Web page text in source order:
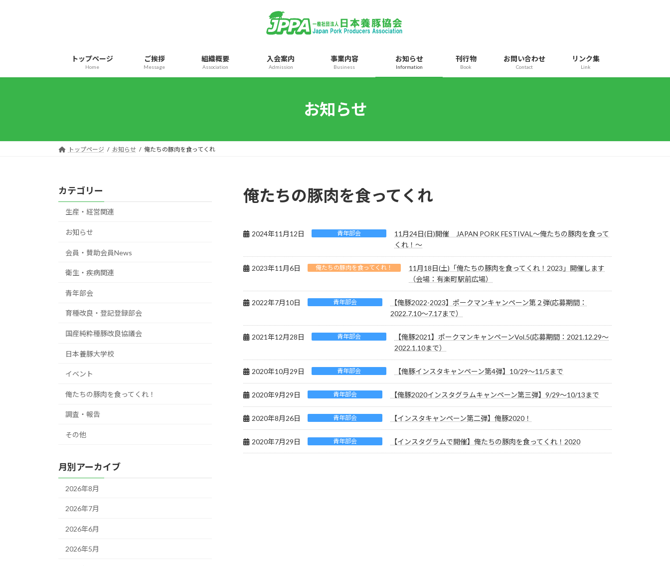
ス
ン
トップページ
Home
ご挨拶
Message
組織概要
Association
入会案内
Admission
事業内容
Business
お知らせ
Information
刊行物
Book
お問い合わせ
Contact
リンク集
Link
お知らせ
トップページ お知らせ 俺たちの豚肉を食ってくれ
俺たちの豚肉を食ってくれ
2024年11月12日 青年部会
11月24日(日)開催 JAPAN PORK FESTIVAL～俺たちの豚肉を食って
くれ！～
2023年11月6日 俺たちの豚肉を食ってくれ！
11月18日(土)「俺たちの豚肉を食ってくれ！2023」開催します
（会場：有楽町駅前広場）
2022年7月10日 青年部会
【俺豚2022-2023】ポークマンキャンペーン第２弾(応募期間：
2022.7.10～7.17まで）
2021年12月28日 青年部会
【俺豚2021】ポークマンキャンペーンVol.5(応募期間：2021.12.29～
2022.1.10まで）
2020年10月29日 青年部会 【俺豚インスタキャンペーン第4弾】10/29～11/5まで
2020年9月29日 青年部会 【俺豚2020インスタグラムキャンペーン第三弾】9/29～10/13まで
2020年8月26日 青年部会 【インスタキャンペーン第二弾】俺豚2020！
2020年7月29日 青年部会 【インスタグラムで開催】俺たちの豚肉を食ってくれ！2020
カテゴリー
生産・経営関連
お知らせ
会員・賛助会員News
衛生・疾病関連
青年部会
育種改良・登記登録部会
国産純粋種豚改良協議会
日本養豚大学校
イベント
俺たちの豚肉を食ってくれ！
調査・報告
その他
月別アーカイブ
2026年8月
2026年7月
2026年6月
2026年5月